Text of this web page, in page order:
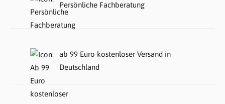
Persönliche Fachberatung
ab 99 Euro kostenloser Versand in
Deutschland